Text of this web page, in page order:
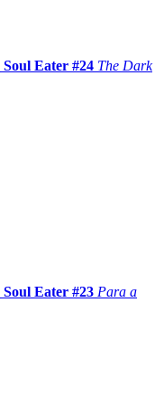
Soul Eater #24 The Dark
Soul Eater #23 Para a